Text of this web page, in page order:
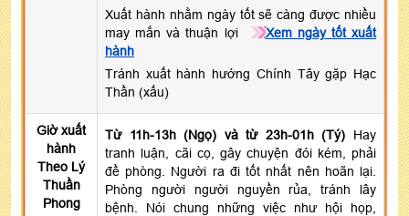
Xuất hành nhằm ngày tốt sẽ càng được nhiều
may mắn và thuận lợi
Xem ngày tốt xuất
hành
Tránh xuất hành hướng Chính Tây gặp Hạc
Thần (xấu)
Giờ xuất
hành
Theo Lý
Thuần
Phong
Từ 11h-13h (Ngọ) và từ 23h-01h (Tý)
Hay
tranh luận, cãi cọ, gây chuyện đói kém, phải
đề phòng. Người ra đi tốt nhất nên hoãn lại.
Phòng người người nguyền rủa, tránh lây
bệnh. Nói chung những việc như hội họp,